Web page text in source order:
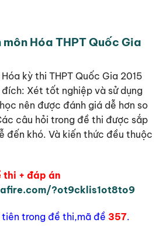
Hóa THPT Quốc Gia
kỳ thi THPT Quốc Gia 2015
Xét tốt nghiệp và sử dụng
nên được đánh giá dễ hơn so
câu hỏi trong đề thi được sắp
đến khó. Và kiến thức đều thuộc
thi + đáp án
?ot9cklis1ot8to9
tiên trong đề thi,mã đề 357.